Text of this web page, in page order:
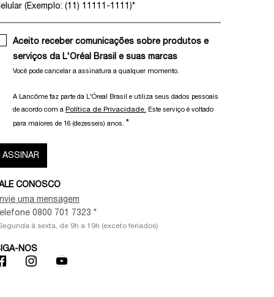
(Exemplo: (11) 11111-1111)*
Aceito receber comunicações sobre produtos e
serviços da L'Oréal Brasil e suas marcas
Você pode cancelar a assinatura a qualquer momento.​
A Lancôme faz parte da L'Óreal Brasil e utiliza seus dados pessoais
de acordo com a Política de Privacidade. Este serviço é voltado
para maiores de 16 (dezesseis) anos. *
ASSINAR
CONOSCO
uma mensagem
0800 701 7323 *
à sexta, de 9h a 19h (exceto feriados)
NOS